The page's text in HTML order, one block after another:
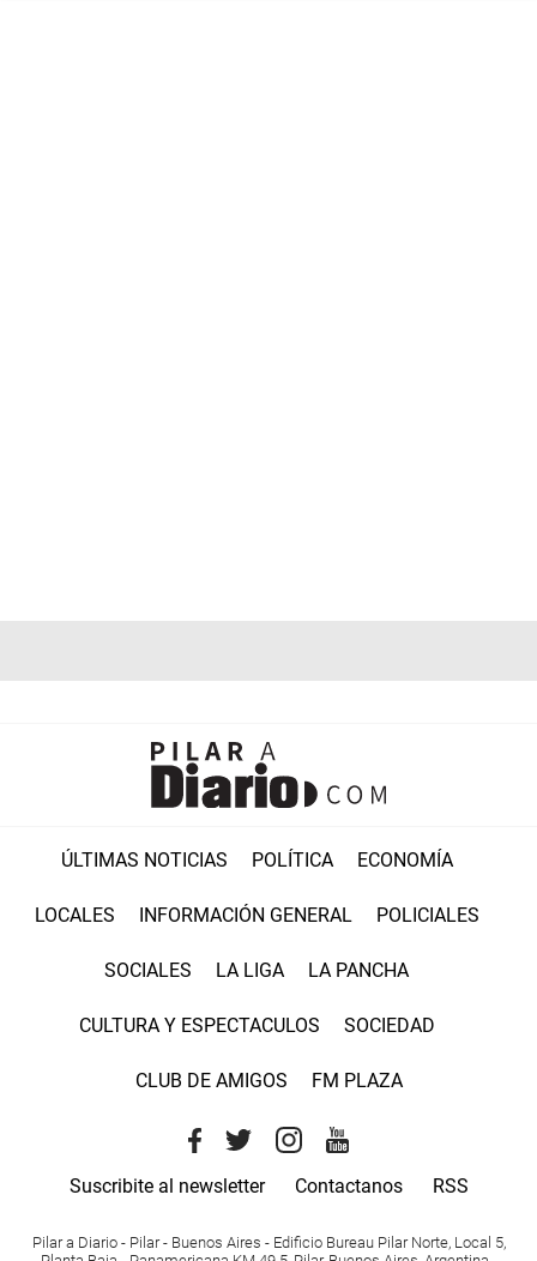
ÚLTIMAS NOTICIAS POLÍTICA ECONOMÍA
LOCALES INFORMACIÓN GENERAL POLICIALES
SOCIALES LA LIGA LA PANCHA
CULTURA Y ESPECTACULOS SOCIEDAD
CLUB DE AMIGOS FM PLAZA
Suscribite al newsletter Contactanos RSS
Pilar a Diario - Pilar - Buenos Aires - Edificio Bureau Pilar Norte, Local 5,